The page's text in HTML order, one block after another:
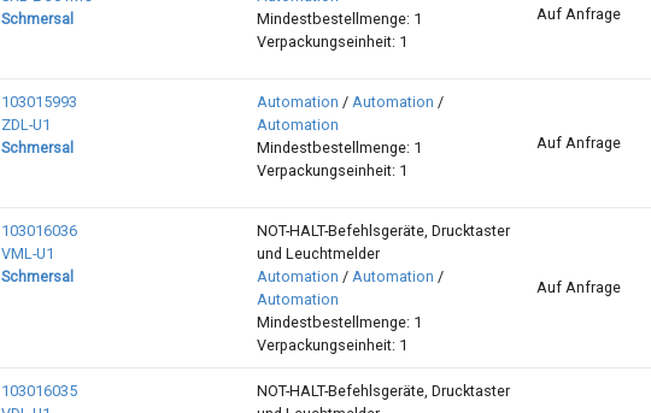
Schmersal
Mindestbestellmenge: 1
Verpackungseinheit: 1
Auf Anfrage
103015993
ZDL-U1
Schmersal
Automation / Automation /
Automation
Mindestbestellmenge: 1
Verpackungseinheit: 1
Auf Anfrage
103016036
VML-U1
Schmersal
NOT-HALT-Befehlsgeräte, Drucktaster
und Leuchtmelder
Automation / Automation /
Automation
Mindestbestellmenge: 1
Verpackungseinheit: 1
Auf Anfrage
103016035
NOT-HALT-Befehlsgeräte, Drucktaster